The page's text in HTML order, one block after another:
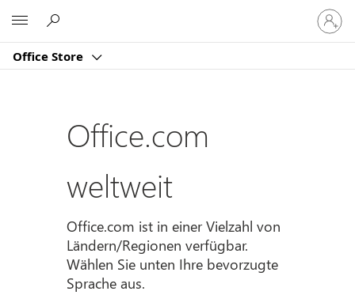
Office Store
Bei
Ihrem
Konto
Office.com
weltweit
Office.com ist in einer Vielzahl von
Ländern/Regionen verfügbar.
Wählen Sie unten Ihre bevorzugte
Sprache aus.